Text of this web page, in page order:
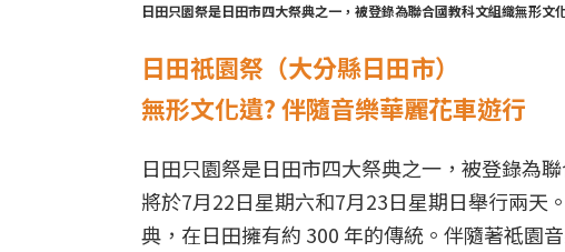
日田只園祭是日田市四大祭典之一，被登錄為聯合國教科文組織無形文
日田祇園祭（大分縣日田市）
無形文化遺? 伴隨音樂華麗花車遊行
日田只園祭是日田市四大祭典之一，被登錄為
將於7月22日星期六和7月23日星期日舉行兩天
典，在日田擁有約 300 年的傳統。伴隨著祗園